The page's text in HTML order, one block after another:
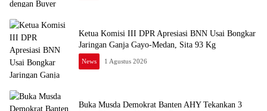
Ketua Komisi III DPR Apresiasi BNN Usai Bongkar
Jaringan Ganja Gayo-Medan, Sita 93 Kg
News 1 Agustus 2026
Buka Musda Demokrat Banten AHY Tekankan 3